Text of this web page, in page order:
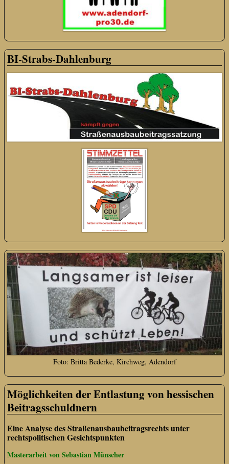
BI-Strabs-Dahlenburg
Foto: Britta Bederke, Kirchweg, Adendorf
Möglichkeiten der Entlastung von hessischen
Beitragsschuldnern
Eine Analyse des Straßenausbaubeitragsrechts unter
rechtspolitischen Gesichtspunkten
Masterarbeit von Sebastian Münscher